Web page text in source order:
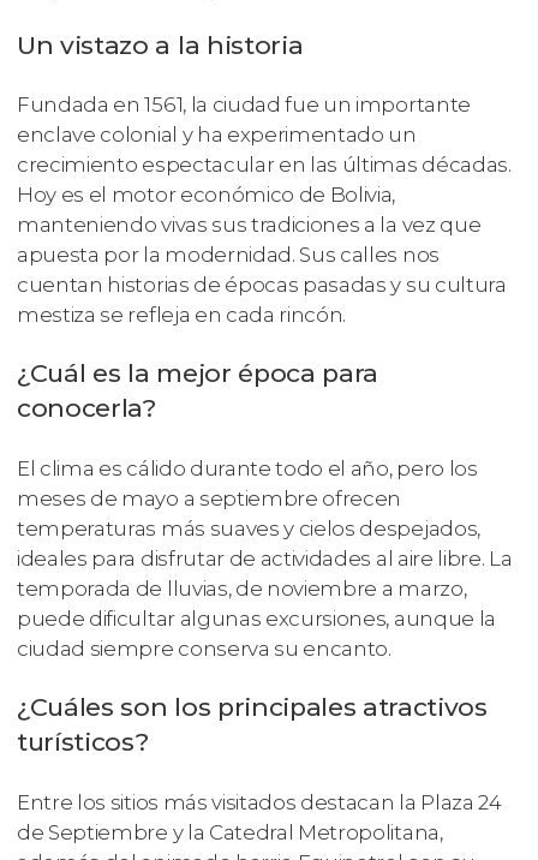
Un vistazo a la historia
Fundada en 1561, la ciudad fue un importante
enclave colonial y ha experimentado un
crecimiento espectacular en las últimas décadas.
Hoy es el motor económico de Bolivia,
manteniendo vivas sus tradiciones a la vez que
apuesta por la modernidad. Sus calles nos
cuentan historias de épocas pasadas y su cultura
mestiza se refleja en cada rincón.
¿Cuál es la mejor época para
conocerla?
El clima es cálido durante todo el año, pero los
meses de mayo a septiembre ofrecen
temperaturas más suaves y cielos despejados,
ideales para disfrutar de actividades al aire libre. La
temporada de lluvias, de noviembre a marzo,
puede dificultar algunas excursiones, aunque la
ciudad siempre conserva su encanto.
¿Cuáles son los principales atractivos
turísticos?
Entre los sitios más visitados destacan la Plaza 24
de Septiembre y la Catedral Metropolitana,